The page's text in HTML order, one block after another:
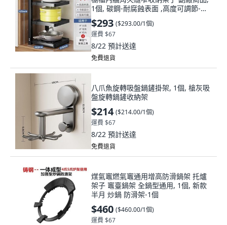
1個, 碳鋼-耐腐蝕表面 ,高度可調節-收
納神器 二層黝黑
$293 ($293.00/1個)
運費 $67
8/22 預計送達
免費退貨
八爪魚旋轉吸盤鍋鏟掛架, 1個, 槍灰吸
盤旋轉鍋鏟收納架
$214 ($214.00/1個)
運費 $67
8/22 預計送達
免費退貨
煤氣竈燃氣竈通用增高防滑鍋架 托爐
架子 竈臺鍋架 全鍋型通用, 1個, 新款
半月 炒鍋 防滑架-1個
$460 ($460.00/1個)
運費 $67